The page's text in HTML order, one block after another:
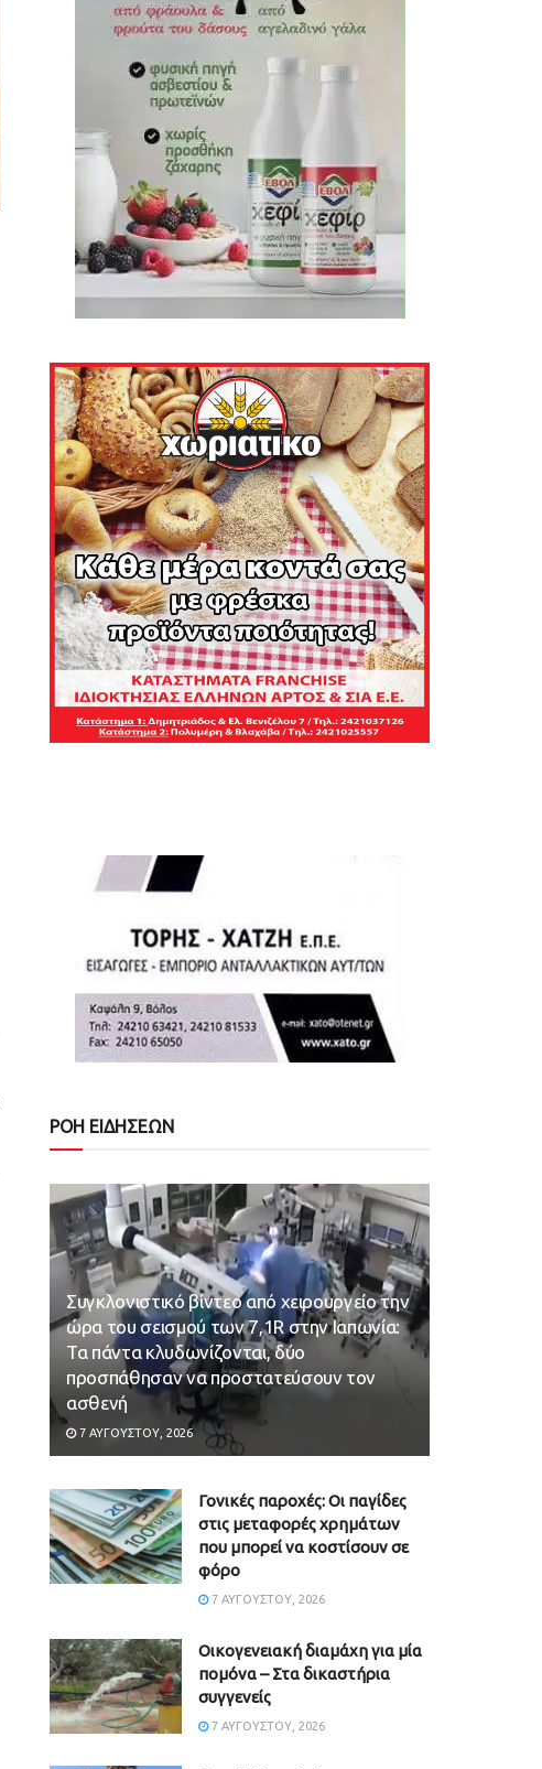
ΡΟΗ ΕΙΔΗΣΕΩΝ
Συγκλονιστικό βίντεο από χειρουργείο την
ώρα του σεισμού των 7,1R στην Ιαπωνία:
Τα πάντα κλυδωνίζονται, δύο
προσπάθησαν να προστατεύσουν τον
ασθενή
7 ΑΥΓΟΎΣΤΟΥ, 2026
Γονικές παροχές: Οι παγίδες
στις μεταφορές χρημάτων
που μπορεί να κοστίσουν σε
φόρο
7 ΑΥΓΟΎΣΤΟΥ, 2026
Οικογενειακή διαμάχη για μία
πομόνα – Στα δικαστήρια
συγγενείς
7 ΑΥΓΟΎΣΤΟΥ, 2026